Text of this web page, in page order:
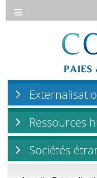
Ressources
Sociétés